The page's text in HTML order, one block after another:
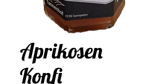
Aprikosen
Konfi